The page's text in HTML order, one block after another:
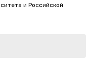
и Российской